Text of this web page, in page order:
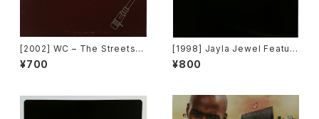
[2002] WC – The Streets
(Remix) [Def Jam Recordin
gs][PROMO]
¥700
[1998] Jayla Jewel Featuri
ng Grand Puba – I Like Wh
at U Do To Me (Remix) [Str
¥800